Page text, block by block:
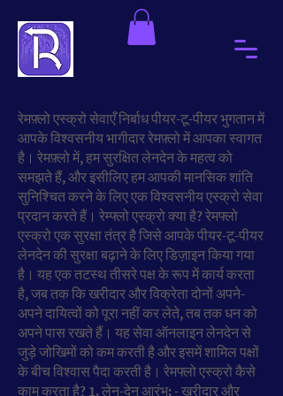
रेमफ़्लो एस्क्रो सेवाएँ निर्बाध पीयर-टू-पीयर भुगतान में
आपके विश्वसनीय भागीदार रेमफ़्लो में आपका स्वागत
है। रेमफ़्लो में, हम सुरक्षित लेनदेन के महत्व को
समझते हैं, और इसीलिए हम आपकी मानसिक शांति
सुनिश्चित करने के लिए एक विश्वसनीय एस्क्रो सेवा
प्रदान करते हैं। रेम्फ्लो एस्क्रो क्या है? रेमफ्लो
एस्क्रो एक सुरक्षा तंत्र है जिसे आपके पीयर-टू-पीयर
लेनदेन की सुरक्षा बढ़ाने के लिए डिज़ाइन किया गया
है। यह एक तटस्थ तीसरे पक्ष के रूप में कार्य करता
है, जब तक कि खरीदार और विक्रेता दोनों अपने-
अपने दायित्वों को पूरा नहीं कर लेते, तब तक धन को
अपने पास रखते हैं। यह सेवा ऑनलाइन लेनदेन से
जुड़े जोखिमों को कम करती है और इसमें शामिल पक्षों
के बीच विश्वास पैदा करती है। रेमफ्लो एस्क्रो कैसे
काम करता है? 1. लेन-देन आरंभ: - खरीदार और